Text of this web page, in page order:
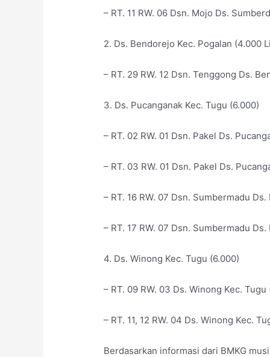
– RT. 11 RW. 06 Dsn. Mojo Ds.
2. Ds. Bendorejo Kec. Pogalan (4.000
– RT. 29 RW. 12 Dsn. Tenggong Ds.
3. Ds. Pucanganak Kec. Tugu (6.000)
– RT. 02 RW. 01 Dsn. Pakel Ds.
– RT. 03 RW. 01 Dsn. Pakel Ds.
– RT. 16 RW. 07 Dsn. Sumbermadu
– RT. 17 RW. 07 Dsn. Sumbermadu
4. Ds. Winong Kec. Tugu (6.000)
– RT. 09 RW. 03 Ds. Winong Kec.
– RT. 11, 12 RW. 04 Ds. Winong Kec.
Berdasarkan informasi dari BMKG